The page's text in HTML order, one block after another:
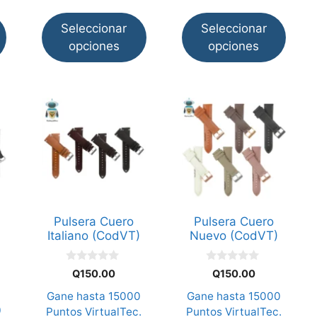
Seleccionar
opciones
Seleccionar
opciones
Pulsera Cuero
Italiano (CodVT)
5
Q150.00
Gane hasta 15000
Puntos VirtualTec.
Este
producto
tiene
múltiples
variantes.
se
pueden
la
Pulsera Cuero
Nuevo (CodVT)
5
Q150.00
Gane hasta 15000
Puntos VirtualTec.
Este
producto
tiene
múltiples
variantes.
Las
se
pueden
la